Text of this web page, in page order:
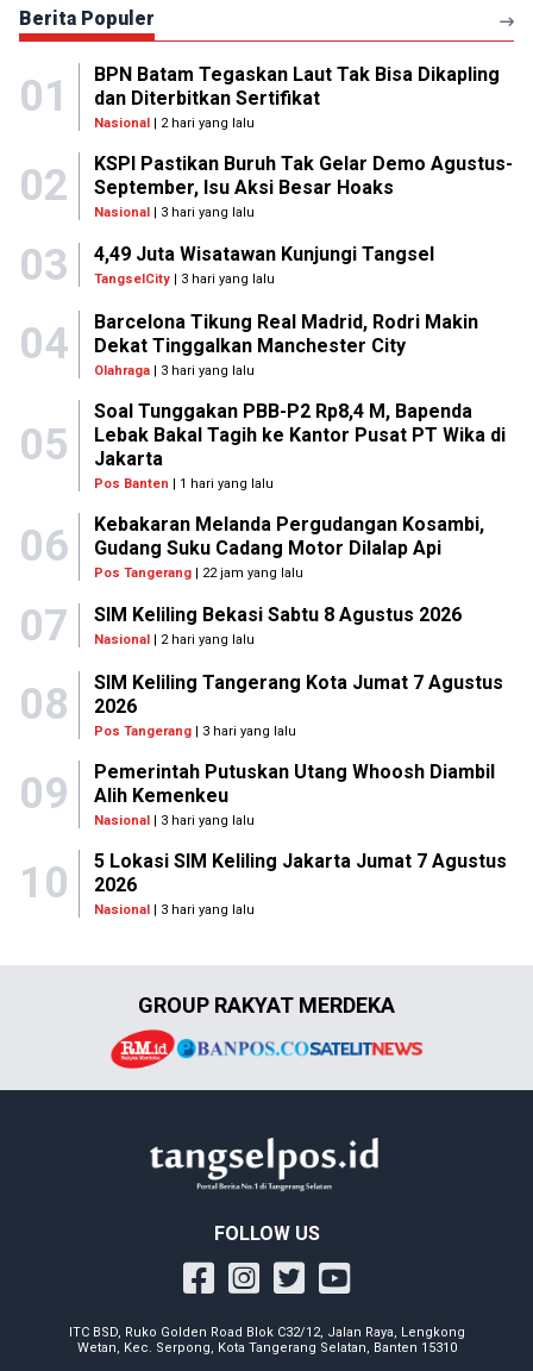
Berita Populer
01
BPN Batam Tegaskan Laut Tak Bisa Dikapling
dan Diterbitkan Sertifikat
Nasional| 2 hari yang lalu
02
KSPI Pastikan Buruh Tak Gelar Demo Agustus-
September, Isu Aksi Besar Hoaks
Nasional| 3 hari yang lalu
03 4,49 Juta Wisatawan Kunjungi Tangsel
TangselCity | 3 hari yang lalu
04
Barcelona Tikung Real Madrid, Rodri Makin
Dekat Tinggalkan Manchester City
Olahraga| 3 hari yang lalu
05
Soal Tunggakan PBB-P2 Rp8,4 M, Bapenda
Lebak Bakal Tagih ke Kantor Pusat PT Wika di
Jakarta
Pos Banten | 1 hari yang lalu
06
Kebakaran Melanda Pergudangan Kosambi,
Gudang Suku Cadang Motor Dilalap Api
Pos Tangerang| 22 jam yang lalu
07 SIM Keliling Bekasi Sabtu 8 Agustus 2026
Nasional | 2 hari yang lalu
08
SIM Keliling Tangerang Kota Jumat 7 Agustus
2026
Pos Tangerang| 3 hari yang lalu
09
Pemerintah Putuskan Utang Whoosh Diambil
Alih Kemenkeu
Nasional| 3 hari yang lalu
10
5 Lokasi SIM Keliling Jakarta Jumat 7 Agustus
2026
Nasional| 3 hari yang lalu
GROUP RAKYAT MERDEKA
FOLLOW US
ITC BSD, Ruko Golden Road Blok C32/12, Jalan Raya, Lengkong
Wetan, Kec. Serpong, Kota Tangerang Selatan, Banten 15310